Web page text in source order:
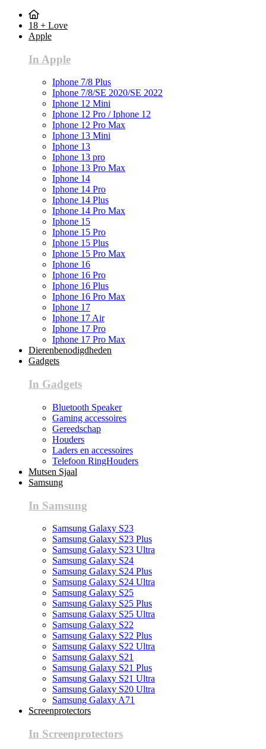
18 + Love
Apple
In Apple
Iphone 7/8 Plus
Iphone 7/8/SE 2020/SE 2022
Iphone 12 Mini
Iphone 12 Pro / Iphone 12
Iphone 12 Pro Max
Iphone 13 Mini
Iphone 13
Iphone 13 pro
Iphone 13 Pro Max
Iphone 14
Iphone 14 Pro
Iphone 14 Plus
Iphone 14 Pro Max
Iphone 15
Iphone 15 Pro
Iphone 15 Plus
Iphone 15 Pro Max
Iphone 16
Iphone 16 Pro
Iphone 16 Plus
Iphone 16 Pro Max
Iphone 17
Iphone 17 Air
Iphone 17 Pro
Iphone 17 Pro Max
Dierenbenodigdheden
Gadgets
In Gadgets
Bluetooth Speaker
Gaming accessoires
Gereedschap
Houders
Laders en accessoires
Telefoon RingHouders
Mutsen Sjaal
Samsung
In Samsung
Samsung Galaxy S23
Samsung Galaxy S23 Plus
Samsung Galaxy S23 Ultra
Samsung Galaxy S24
Samsung Galaxy S24 Plus
Samsung Galaxy S24 Ultra
Samsung Galaxy S25
Samsung Galaxy S25 Plus
Samsung Galaxy S25 Ultra
Samsung Galaxy S22
Samsung Galaxy S22 Plus
Samsung Galaxy S22 Ultra
Samsung Galaxy S21
Samsung Galaxy S21 Plus
Samsung Galaxy S21 Ultra
Samsung Galaxy S20 Ultra
Samsung Galaxy A71
Screenprotectors
In Screenprotectors